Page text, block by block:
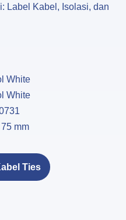
Label Kabel, Isolasi, dan
White
White
mm
Ties